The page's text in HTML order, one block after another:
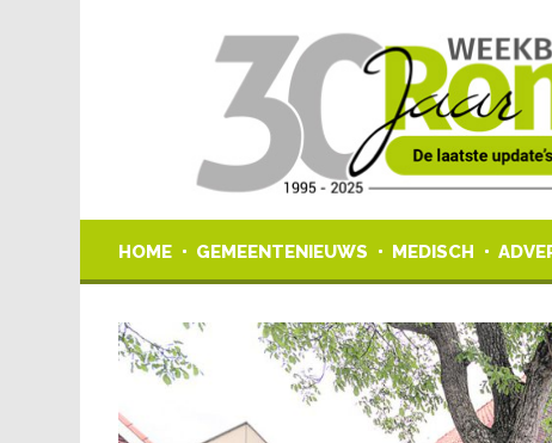
HOME GEMEENTENIEUWS MEDISCH